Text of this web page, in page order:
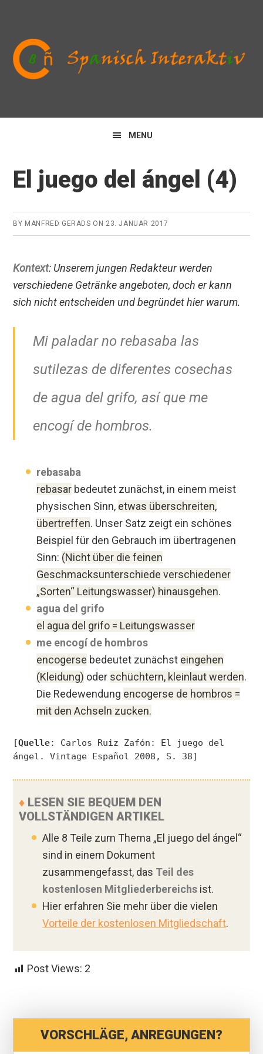
springen
springen
springen
MENU
El juego del ángel (4)
BY MANFRED GERADS ON 23. JANUAR 2017
Kontext: Unserem jungen Redakteur werden
verschiedene Getränke angeboten, doch er kann
sich nicht entscheiden und begründet hier warum.
Mi paladar no rebasaba las
sutilezas de diferentes cosechas
de agua del grifo, así que me
encogí de hombros.
rebasaba
rebasar bedeutet zunächst, in einem meist
physischen Sinn, etwas überschreiten,
übertreffen. Unser Satz zeigt ein schönes
Beispiel für den Gebrauch im übertragenen
Sinn: (Nicht über die feinen
Geschmacksunterschiede verschiedener
„Sorten“ Leitungswasser) hinausgehen.
agua del grifo
el agua del grifo = Leitungswasser
me encogí de hombros
encogerse bedeutet zunächst eingehen
(Kleidung) oder schüchtern, kleinlaut werden.
Die Redewendung encogerse de hombros =
mit den Achseln zucken.
[Quelle: Carlos Ruiz Zafón: El juego del
ángel. Vintage Español 2008, S. 38]
♦ LESEN SIE BEQUEM DEN
VOLLSTÄNDIGEN ARTIKEL
Alle 8 Teile zum Thema „El juego del ángel“
sind in einem Dokument
zusammengefasst, das Teil des
kostenlosen Mitgliederbereichs ist.
Hier erfahren Sie mehr über die vielen
Vorteile der kostenlosen Mitgliedschaft.
Post Views: 2
VORSCHLÄGE, ANREGUNGEN?